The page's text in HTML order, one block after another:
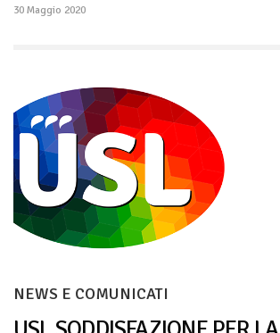
30 Maggio 2020
NEWS E COMUNICATI